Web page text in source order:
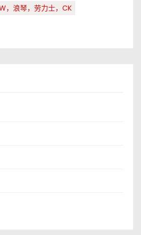
，浪琴，劳力士，CK